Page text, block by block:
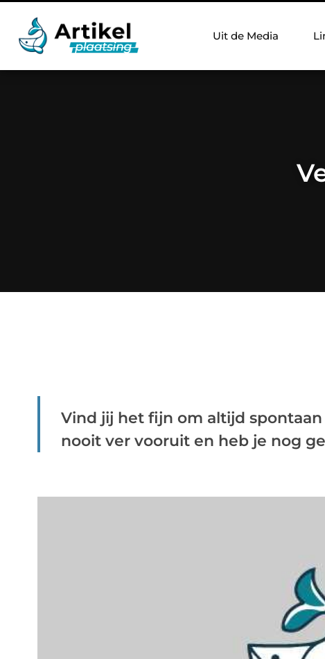
Uit de Media
Vind jij het fijn om altijd
nooit ver vooruit en heb je nog